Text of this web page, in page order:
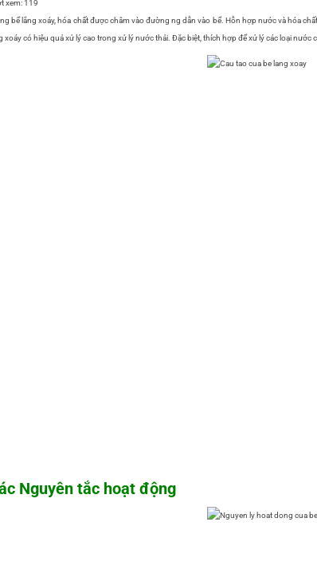
xem: 119
bể lắng xoáy, hóa chất được châm vào đường ng dẫn vào bể. Hỗn hợp nước và hóa
xoáy có hiệu quả xử lý cao trong xử lý nước thải. Đặc biệt, thích hợp để xử lý các loại
Nguyên tắc hoạt động